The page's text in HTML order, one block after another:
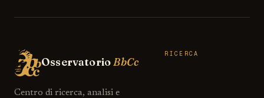
OsservatorioBbCc
Centro di ricerca, analisi e
RICERCA